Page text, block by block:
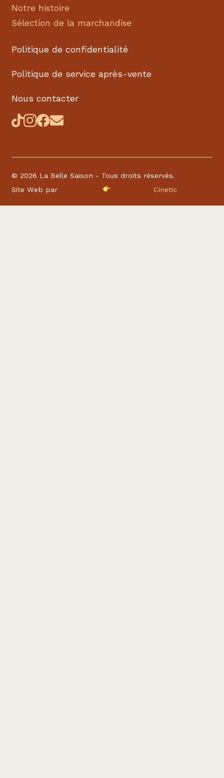
Notre histoire
Sélection de la marchandise
Politique de confidentialité
Politique de service après-vente
Nous contacter
© 2026 La Belle Saison - Tous droits réservés.
Site Web par
Cinetic